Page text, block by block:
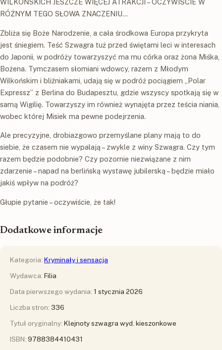
WILKOŃSKICH JESZCZE WIĘCEJ ATRAKCJI – OCZYWIŚCIE W
RÓŻNYM TEGO SŁOWA ZNACZENIU...
Zbliża się Boże Narodzenie, a cała środkowa Europa przykryta
jest śniegiem. Teść Szwagra tuż przed świętami leci w interesach
do Japonii, w podróży towarzyszyć ma mu córka oraz żona Miśka,
Bożena. Tymczasem słomiani wdowcy, razem z Młodym
Wilkońskim i bliźniakami, udają się w podróż pociągiem „Polar
Expressz” z Berlina do Budapesztu, gdzie wszyscy spotkają się w
samą Wigilię. Towarzyszy im również wynajęta przez teścia niania,
wobec której Misiek ma pewne podejrzenia.
Ale precyzyjne, drobiazgowo przemyślane plany mają to do
siebie, że czasem nie wypalają – zwykle z winy Szwagra. Czy tym
razem będzie podobnie? Czy pozornie niezwiązane z nim
zdarzenie – napad na berlińską wystawę jubilerską – będzie miało
jakiś wpływ na podróż?
Głupie pytanie – oczywiście, że tak!
Dodatkowe informacje
Kategoria: Kryminały i sensacja
Wydawca: Filia
Data pierwszego wydania: 1 stycznia 2026
Liczba stron: 336
Tytuł oryginalny: Klejnoty szwagra wyd. kieszonkowe
ISBN: 9788384410431